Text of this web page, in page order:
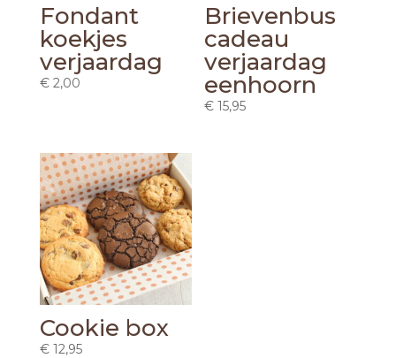
Fondant
koekjes
verjaardag
€2,00
Brievenbus
cadeau
verjaardag
eenhoorn
€ 15,95
Cookie box
€12,95